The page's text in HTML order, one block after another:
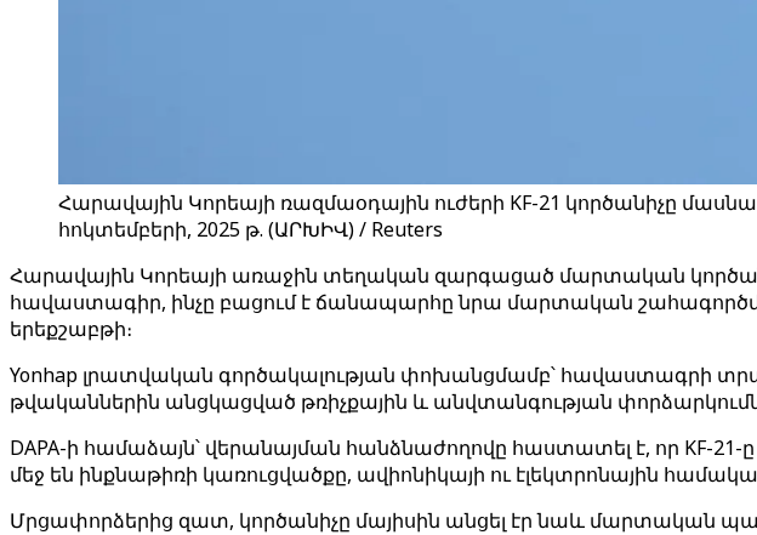
Հարավային Կորեայի ռազմաօդային ուժերի KF-21 կործանիչը
հոկտեմբերի, 2025 թ. (ԱՐԽԻՎ) / Reuters
Հարավային Կորեայի առաջին տեղական զարգացած մարտական
հավաստագիր, ինչը բացում է ճանապարհը նրա մարտական
երեքշաբթի։
Yonhap լրատվական գործակալության փոխանցմամբ՝ հավաստագրի
թվականներին անցկացված թռիչքային և անվտանգության
DAPA-ի համաձայն՝ վերանայման հանձնաժողովը հաստատել է, որ KF-
մեջ են ինքնաթիռի կառուցվածքը, ավիոնիկայի ու էլեկտրոնային
Մրցափորձերից զատ, կործանիչը մայիսին անցել էր նաև մարտական